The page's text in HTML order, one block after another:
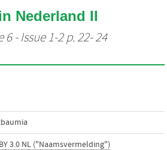
Nederland II
- Issue 1-2 p. 22- 24
3.0 NL ("Naamsvermelding")